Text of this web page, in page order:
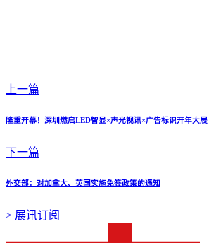
上一篇
隆重开幕！深圳燃启LED智显×声光视讯×广告标识开年大展
下一篇
外交部：对加拿大、英国实施免签政策的通知
> 展讯订阅